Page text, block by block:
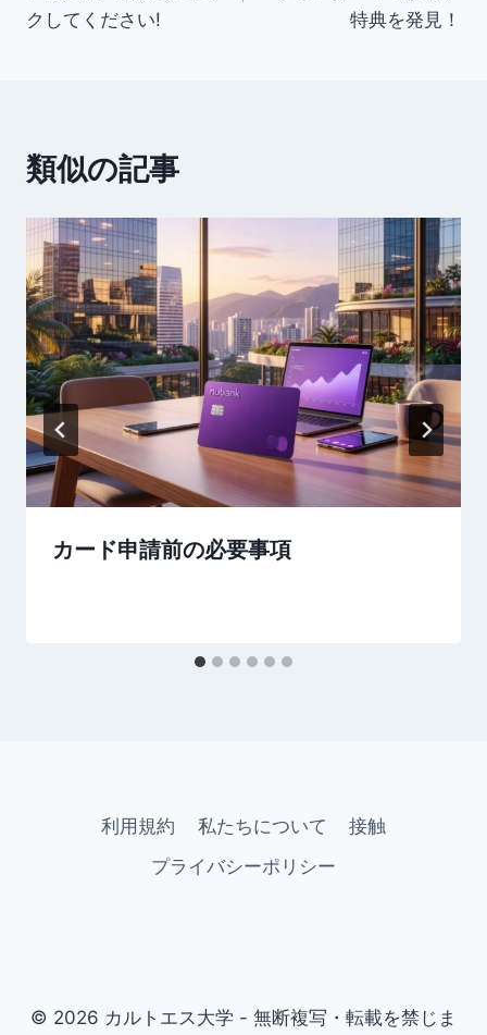
クしてください!
特典を発見！
類似の記事
カード申請前の必要事項
利用規約 私たちについて
接触
プライバシーポリシー
© 2026 カルトエス大学 - 無断複写・転載を禁じま